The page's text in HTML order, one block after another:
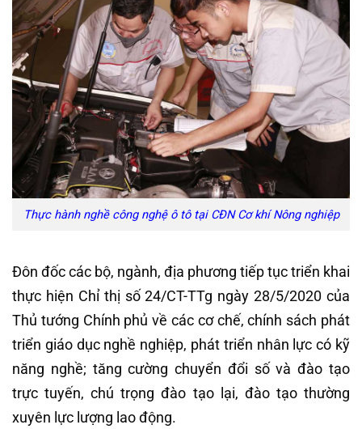
Thực hành nghề công nghệ ô tô tại CĐN Cơ khí Nông nghiệp
Đôn đốc các bộ, ngành, địa phương tiếp tục triển khai
thực hiện Chỉ thị số 24/CT-TTg ngày 28/5/2020 của
Thủ tướng Chính phủ về các cơ chế, chính sách phát
triển giáo dục nghề nghiệp, phát triển nhân lực có kỹ
năng nghề; tăng cường chuyển đổi số và đào tạo
trực tuyến, chú trọng đào tạo lại, đào tạo thường
xuyên lực lượng lao động.